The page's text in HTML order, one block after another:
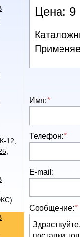
12,
Цена: 9
Имя:*
Телефон:*
E-mail:
Сообщение:*